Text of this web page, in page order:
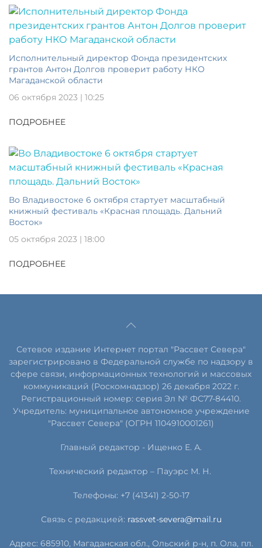
Исполнительный директор Фонда президентских
грантов Антон Долгов проверит работу НКО
Магаданской области
06 октября 2023 | 10:25
ПОДРОБНЕЕ
Во Владивостоке 6 октября стартует масштабный
книжный фестиваль «Красная площадь. Дальний
Восток»
05 октября 2023 | 18:00
ПОДРОБНЕЕ
Сетевое издание Интернет портал "Рассвет Севера"
зарегистрировано в Федеральной службе по надзору в
сфере связи, информационных технологий и массовых
коммуникаций (Роскомнадзор) 26 декабря 2022 г.
Регистрационный номер: серия Эл № ФС77-84410.
Учредитель: муниципальное автономное учреждение
"Рассвет Севера" (ОГРН 1104910001261)
Главный редактор - Ищенко Е. А.
Технический редактор – Пауэрс М. Н.
Телефоны: +7 (41341) 2-50-17
Связь с редакцией: rassvet-severa@mail.ru
Адрес: 685910, Магаданская обл., Ольский р-н, п. Ола, пл.